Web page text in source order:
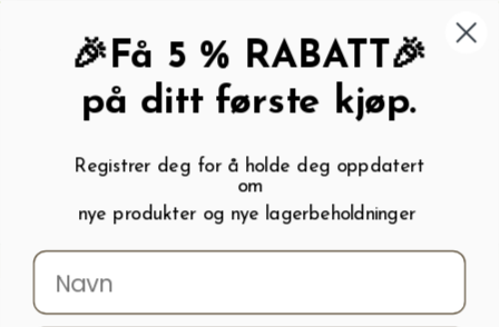
My wishlist ( 0
Menu Søk Logg inn Handlevogn
Hjem
Drivhus vanningssett
🎉Få 5 % RABATT🎉
på ditt første kjøp.
Registrer deg for å holde deg oppdatert
om
nye produkter og nye lagerbeholdninger